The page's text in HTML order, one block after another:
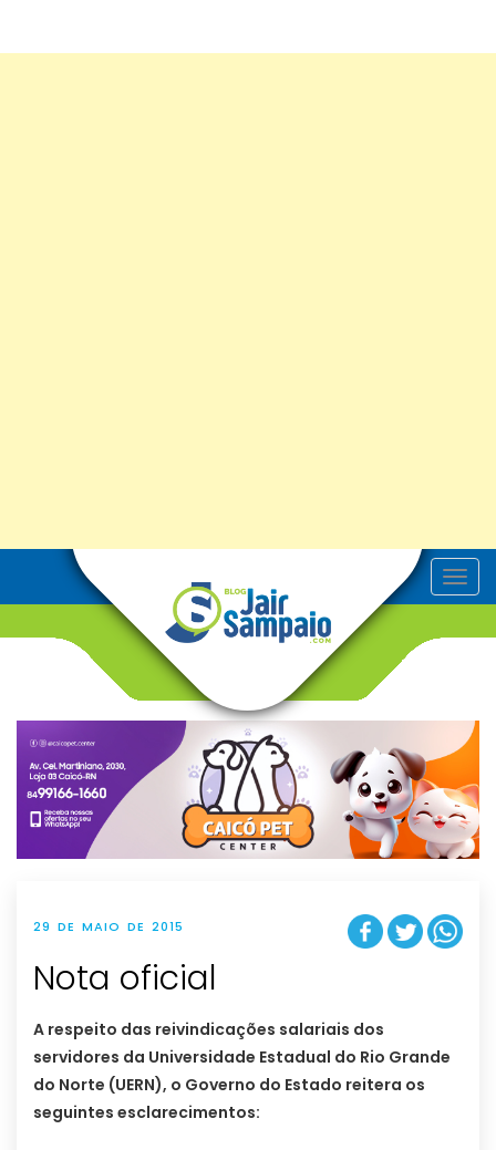
T
o
v
g
t
i
o
n
29 DE MAIO DE 2015
Nota oficial
A respeito das reivindicações salariais dos
servidores da Universidade Estadual do Rio Grande
do Norte (UERN), o Governo do Estado reitera os
seguintes esclarecimentos: